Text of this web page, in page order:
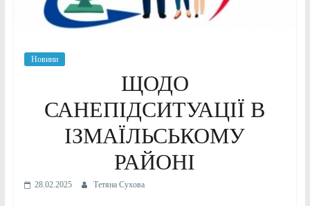
Новини
ЩОДО
САНЕПІДСИТУАЦІЇ В
ІЗМАЇЛЬСЬКОМУ
РАЙОНІ
28.02.2025 Тетяна Сухова